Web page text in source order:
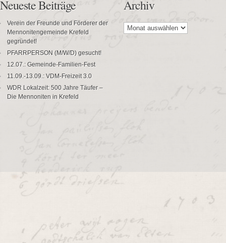
Neueste Beiträge
Verein der Freunde und Förderer der
Mennonitengemeinde Krefeld
gegründet!
PFARRPERSON (M/W/D) gesucht!
12.07.: Gemeinde-Familien-Fest
11.09.-13.09.: VDM-Freizeit 3.0
WDR Lokalzeit: 500 Jahre Täufer –
Die Mennoniten in Krefeld
Archiv
Archiv